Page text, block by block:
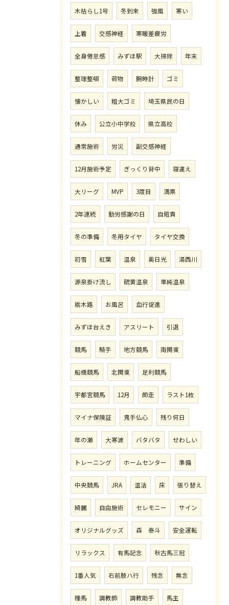
木枯らし1号 冬到来 強風 寒い
上着 交感神経 寒暖差疲労
全身倦怠感 みずほ駅 大掃除 年末
整理整頓 荷物 腕時計 ゴミ
懐かしい 粗大ゴミ 埼玉県民の日
休み 公立小中学校 県立高校
通常施術 労災 副交感神経
12月施術予定 ぎっくり背中 寝違え
大リーグ MVP 3度目 満票
2年連続 勤労感謝の日 自賠責
冬の準備 冬用タイヤ タイヤ交換
初雪 紅葉 温泉 奥日光 湯西川
源泉掛け流し 硫黄温泉 単純温泉
栃木路 お風呂 血行促進
みずほ台えき アスリート 引退
競馬 騎手 地方競馬 南関東
船橋競馬 北関東 足利競馬
宇都宮競馬 12月 師走 ラスト1枚
マイナ保険証 鬼手仏心 残り何日
年の瀬 大寒波 バタバタ せわしい
トレーニング ホームセンター 準備
中央競馬 JRA 温活 床 張り替え
綺麗 自由施術 セレモニー サイン
オリジナルグッズ 森 泰斗 安全運転
リラックス 有馬記念 秋古馬三冠
1番人気 右前肢ハ行 残念 無念
種馬 調教師 調教助手 馬主